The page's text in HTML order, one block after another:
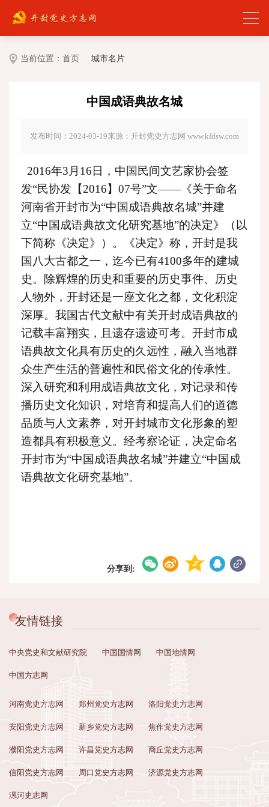
当前位置： 首页 城市名片
中国成语典故名城
发布时间：2024-03-19来源：开封党史方志网 www.kfdsw.com
2016年3月16日，中国民间文艺家协会签
发“民协发【2016】07号”文——《关于命名
河南省开封市为“中国成语典故名城”并建
立“中国成语典故文化研究基地”的决定》（以
下简称《决定》）。《决定》称，开封是我
国八大古都之一，迄今已有4100多年的建城
史。除辉煌的历史和重要的历史事件、历史
人物外，开封还是一座文化之都，文化积淀
深厚。我国古代文献中有关开封成语典故的
记载丰富翔实，且遗存遗迹可考。开封市成
语典故文化具有历史的久远性，融入当地群
众生产生活的普遍性和民俗文化的传承性。
深入研究和利用成语典故文化，对记录和传
播历史文化知识，对培育和提高人们的道德
品质与人文素养，对开封城市文化形象的塑
造都具有积极意义。经考察论证，决定命名
开封市为“中国成语典故名城”并建立“中国成
语典故文化研究基地”。
分享到:
友情链接
中央党史和文献研究院 中国国情网 中国地情网
中国方志网
河南党史方志网 郑州党史方志网 洛阳党史方志网
安阳党史方志网 新乡党史方志网 焦作党史方志网
濮阳党史方志网 许昌党史方志网 商丘党史方志网
信阳党史方志网 周口党史方志网 济源党史方志网
漯河史志网